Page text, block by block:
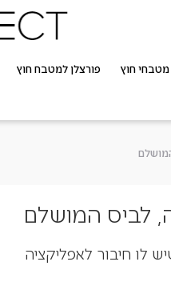
מטבחי חוץ פורצלן למטבח חוץ
לביס המושלם
לו חיבור לאפליקציה